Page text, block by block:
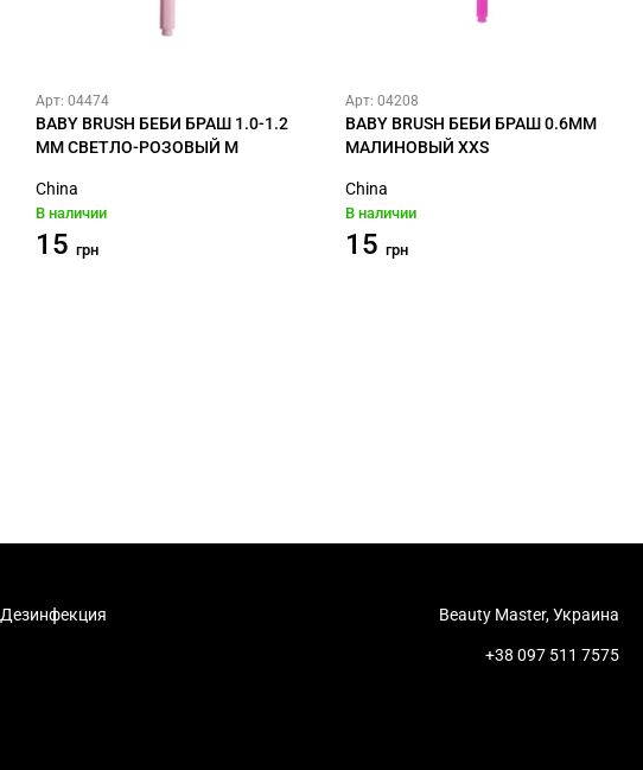
Арт: 04474
BABY BRUSH БЕБИ БРАШ 1.0-1.2
ММ СВЕТЛО-РОЗОВЫЙ M
China
В наличии
15 грн
Арт: 04208
BABY BRUSH БЕБИ БРАШ 0.6ММ
МАЛИНОВЫЙ XXS
China
В наличии
15 грн
Дезинфекция Beauty Master, Украина
+38 097 511 7575